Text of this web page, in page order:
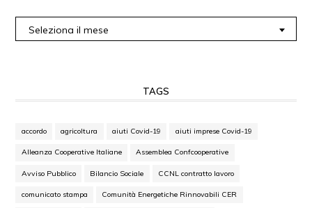
Seleziona il mese
TAGS
accordo agricoltura aiuti Covid-19 aiuti imprese Covid-19
Alleanza Cooperative Italiane Assemblea Confcooperative
Avviso Pubblico Bilancio Sociale CCNL contratto lavoro
comunicato stampa Comunità Energetiche Rinnovabili CER